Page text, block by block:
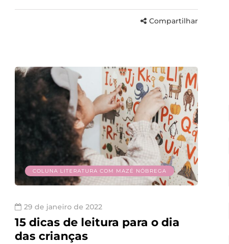
Compartilhar
COLUNA LITERATURA COM MAZÉ NÓBREGA
29 de janeiro de 2022
15 dicas de leitura para o dia
das crianças